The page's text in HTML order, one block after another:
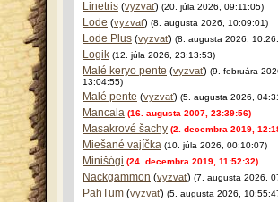
Linetris (vyzvať) (20. júla 2026, 09:11:05)
Lode (vyzvať) (8. augusta 2026, 10:09:01)
Lode Plus (vyzvať) (8. augusta 2026,
Logik (12. júla 2026, 23:13:53)
Malé keryo pente (vyzvať) (9. februára
13:04:55)
Malé pente (vyzvať) (5. augusta 2026,
Mancala (16. augusta 2007, 23:39:56)
Masakrové šachy (2. decembra 2019,
Miešané vajíčka (10. júla 2026, 00:10:07)
Minišógi (24. decembra 2019, 11:52:32)
Nackgammon (vyzvať) (7. augusta 2026,
PahTum (vyzvať) (5. augusta 2026,